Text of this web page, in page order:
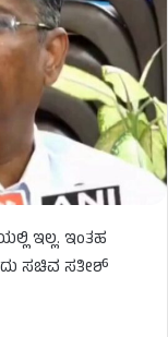
ಇಲ್ಲ. ಇಂತಹ
ಸಚಿವ ಸತೀಶ್​​